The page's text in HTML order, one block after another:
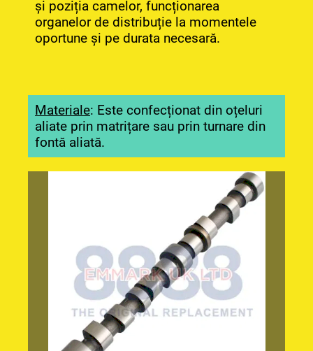
și poziția camelor, funcționarea
organelor de distribuție la momentele
oportune și pe durata necesară.
Materiale: Este confecționat din oțeluri
aliate prin matrițare sau prin turnare din
fontă aliată.